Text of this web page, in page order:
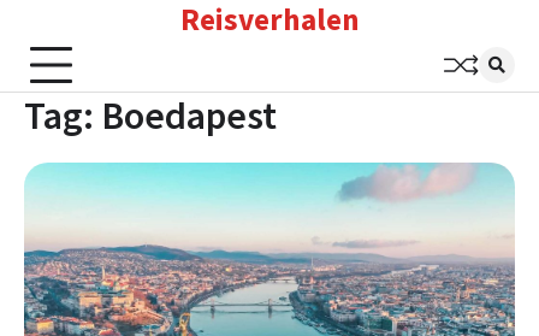
content
Reisverhalen
Tag: Boedapest